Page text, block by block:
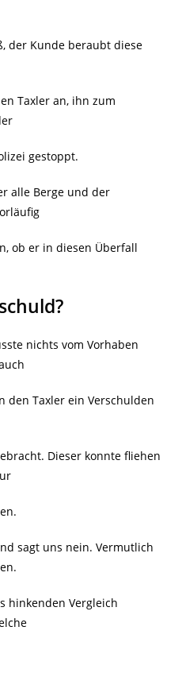
der Kunde beraubt diese
Taxler an, ihn zum
gestoppt.
alle Berge und der
ob er in diesen Überfall
nichts vom Vorhaben
den Taxler ein Verschulden
Dieser konnte fliehen
sagt uns nein. Vermutlich
hinkenden Vergleich